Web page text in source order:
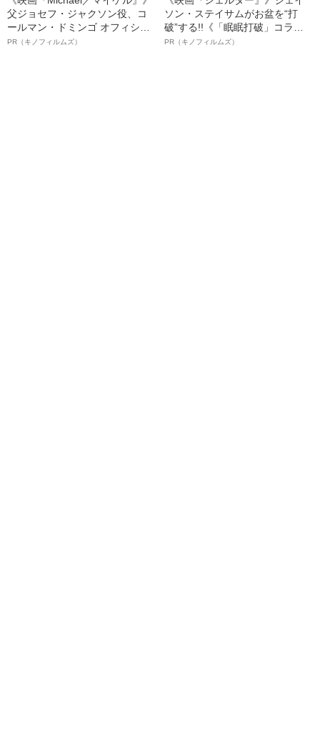
父ジョセフ・ジャクソン役、コ
ールマン・ドミンゴ オフィシャ
ルインタビュー“観客を魅了した
PR（キノフィルムズ）
ソン・ステイサムがお盆を“打
破”する!!《「眠眠打破」コラ
ボ》
PR（キノフィルムズ）